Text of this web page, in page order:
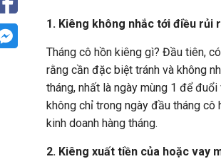
1. Kiêng không nhắc tới điều rủi
Tháng cô hồn kiêng gì? Đầu tiên,
rằng cần đặc biệt tránh và không
tháng, nhất là ngày mùng 1 để
không chỉ trong ngày đầu tháng
kinh doanh hàng tháng.
2. Kiêng xuất tiền của hoặc vay